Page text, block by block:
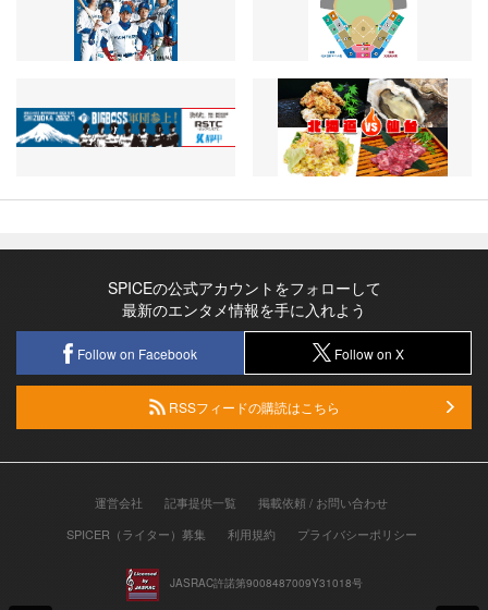
SPICEの公式アカウントをフォローして
最新のエンタメ情報を手に入れよう
Follow on Facebook Follow on X
RSSフィードの購読はこちら
運営会社 記事提供一覧
掲載依頼 / お問い合わせ
SPICER（ライター）募集
利用規約 プライバシーポリシー
JASRAC許諾第9008487009Y31018号